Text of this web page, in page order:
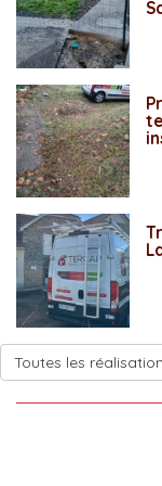
Toutes les